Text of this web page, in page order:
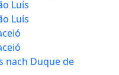
Luís
Luís
nach Duque de